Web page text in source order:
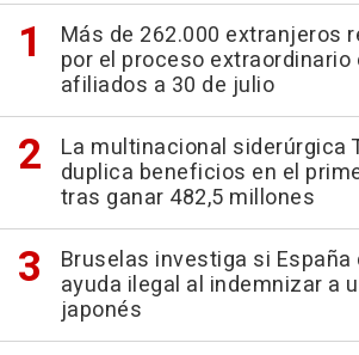
Más de 262.000 extranjeros
por el proceso extraordinario
afiliados a 30 de julio
La multinacional siderúrgica
duplica beneficios en el
tras ganar 482,5 millones
Bruselas investiga si
ayuda ilegal al indemnizar a
japonés